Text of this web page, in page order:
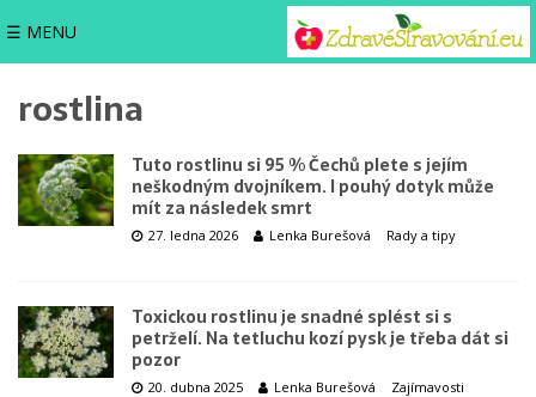
☰ MENU
rostlina
Tuto rostlinu si 95 % Čechů plete s jejím
neškodným dvojníkem. I pouhý dotyk může
mít za následek smrt
27. ledna 2026 Lenka Burešová Rady a tipy
Toxickou rostlinu je snadné splést si s
petrželí. Na tetluchu kozí pysk je třeba dát si
pozor
20. dubna 2025 Lenka Burešová Zajímavosti